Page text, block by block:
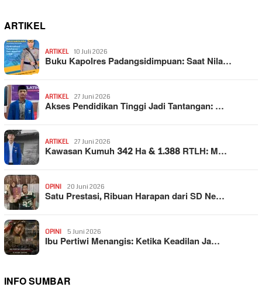
ARTIKEL
ARTIKEL 10 Juli 2026
Buku Kapolres Padangsidimpuan: Saat Nila…
ARTIKEL 27 Juni 2026
Akses Pendidikan Tinggi Jadi Tantangan: …
ARTIKEL 27 Juni 2026
Kawasan Kumuh 342 Ha & 1.388 RTLH: M…
OPINI 20 Juni 2026
Satu Prestasi, Ribuan Harapan dari SD Ne…
OPINI 5 Juni 2026
Ibu Pertiwi Menangis: Ketika Keadilan Ja…
INFO SUMBAR